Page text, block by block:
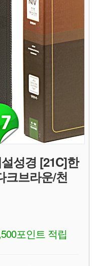
성경 [21C]한
크브라운/천
포인트 적립